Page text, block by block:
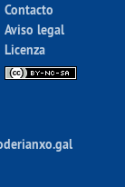
Contacto
Aviso legal
Licenza